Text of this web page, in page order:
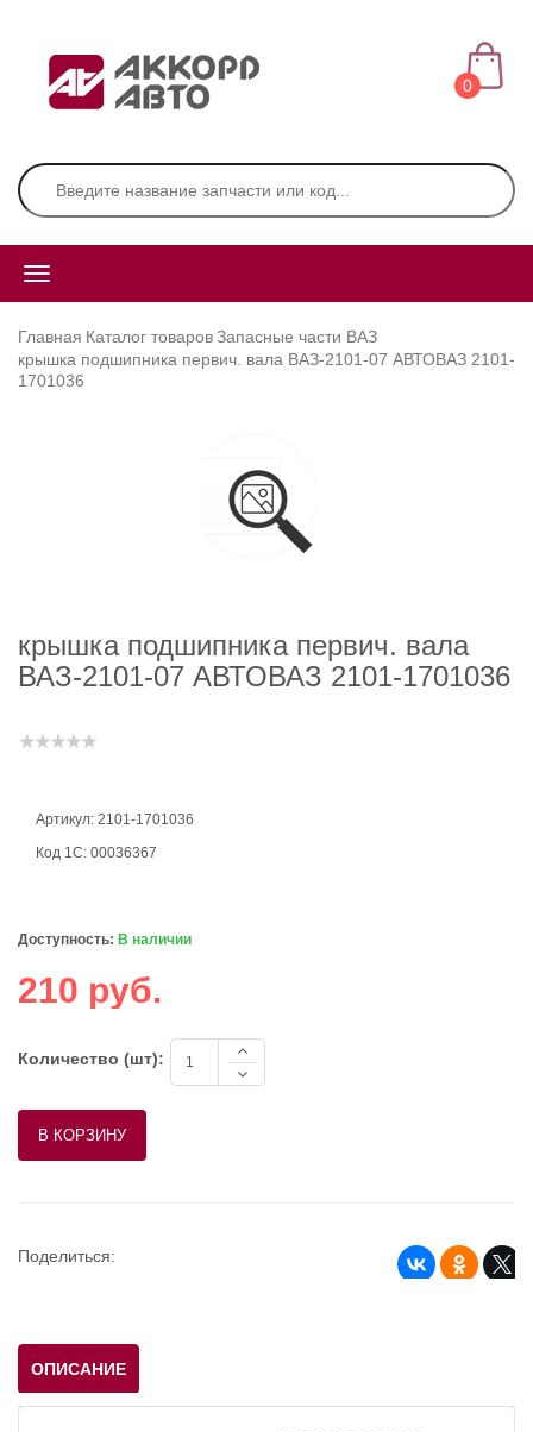
0
Главная Каталог товаровЗапасные части ВАЗ
крышка подшипника первич. вала ВАЗ-2101-07 АВТОВАЗ 2101-
1701036
крышка подшипника первич. вала
ВАЗ-2101-07 АВТОВАЗ 2101-1701036
Артикул: 2101-1701036
Код 1С: 00036367
Доступность: В наличии
210 руб.
Количество (шт):
Поделиться:
ОПИСАНИЕ